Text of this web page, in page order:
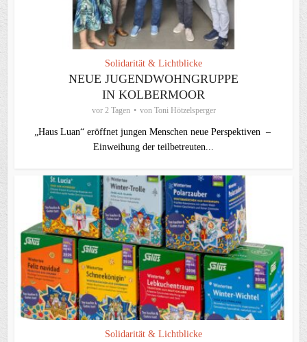
Solidarität & Lichtblicke
NEUE JUGENDWOHNGRUPPE
IN KOLBERMOOR
vor 2 Tagen von Toni Hötzelsperger
„Haus Luan“ eröffnet jungen Menschen neue Perspektiven –
Einweihung der teilbetreuten...
Solidarität & Lichtblicke